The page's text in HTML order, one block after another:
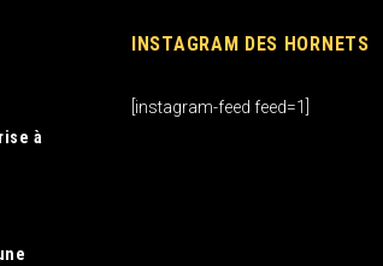
à
INSTAGRAM DES HORNETS
[instagram-feed feed=1]